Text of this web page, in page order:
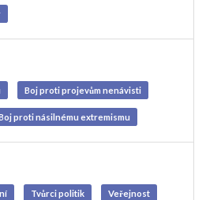
Boj proti projevům nenávisti
proti násilnému extremismu
Tvůrci politik Veřejnost